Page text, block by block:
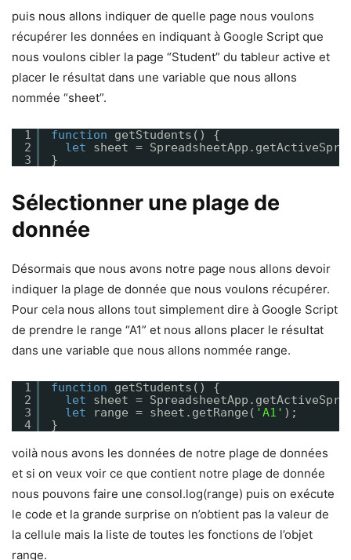
puis nous allons indiquer de quelle page nous voulons
récupérer les données en indiquant à Google Script que
nous voulons cibler la page “Student” du tableur active et
placer le résultat dans une variable que nous allons
nommée “sheet”.
1
2
3
function
getStudents() {
let
sheet =
}
Sélectionner une plage de
donnée
Désormais que nous avons notre page nous allons devoir
indiquer la plage de donnée que nous voulons récupérer.
Pour cela nous allons tout simplement dire à Google Script
de prendre le range “A1” et nous allons placer le résultat
dans une variable que nous allons nommée range.
1
2
3
4
function
getStudents() {
let
sheet =
let
range = sheet.getRange( 'A1' );
}
voilà nous avons les données de notre plage de données
et si on veux voir ce que contient notre plage de donnée
nous pouvons faire une consol.log(range) puis on exécute
le code et la grande surprise on n’obtient pas la valeur de
la cellule mais la liste de toutes les fonctions de l’objet
range.